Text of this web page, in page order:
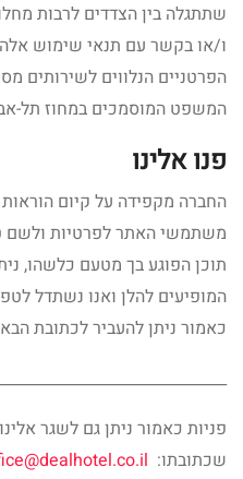
שתתגלה בין הצדדים לרבות
ו/או בקשר עם תנאי שימוש
הפרטניים הנלווים לשירותים
המשפט המוסמכים במחוז תל-
פנו אלינו
החברה מקפידה על קיום
משתמשי האתר לפרטיות ולשם
תוכן הפוגע בך מטעם כלשהו,
המופיעים להלן ואנו נשתדל
כאמור ניתן להעביר לכתובת
פניות כאמור ניתן גם לשגר
שכתובתו: